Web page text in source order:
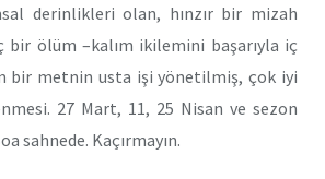
derinlikleri olan, hınzır bir mizah
bir ölüm –kalım ikilemini başarıyla iç
bir metnin usta işi yönetilmiş, çok iyi
27 Mart, 11, 25 Nisan ve sezon
sahnede. Kaçırmayın.